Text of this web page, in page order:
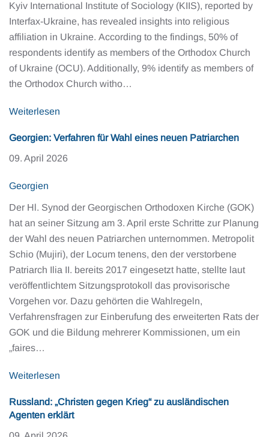
Kyiv International Institute of Sociology (KIIS), reported by
Interfax-Ukraine, has revealed insights into religious
affiliation in Ukraine. According to the findings, 50% of
respondents identify as members of the Orthodox Church
of Ukraine (OCU). Additionally, 9% identify as members of
the Orthodox Church witho…
Weiterlesen
Georgien: Verfahren für Wahl eines neuen Patriarchen
09. April 2026
Georgien
Der Hl. Synod der Georgischen Orthodoxen Kirche (GOK)
hat an seiner Sitzung am 3. April erste Schritte zur Planung
der Wahl des neuen Patriarchen unternommen. Metropolit
Schio (Mujiri), der Locum tenens, den der verstorbene
Patriarch Ilia II. bereits 2017 eingesetzt hatte, stellte laut
veröffentlichtem Sitzungsprotokoll das provisorische
Vorgehen vor. Dazu gehörten die Wahlregeln,
Verfahrensfragen zur Einberufung des erweiterten Rats der
GOK und die Bildung mehrerer Kommissionen, um ein
„faires…
Weiterlesen
Russland: „Christen gegen Krieg“ zu ausländischen
Agenten erklärt